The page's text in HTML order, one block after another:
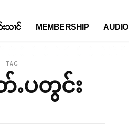
သၢင် MEMBERSHIP AUDIO
TAG
ပတွင်း